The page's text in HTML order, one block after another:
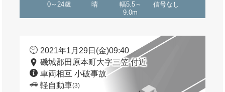
0～24歳 晴
幅5.5～
9.0m
信号なし
2021年1月29日(金)09:40
磯城郡田原本町大字三笠 付近
車両相互 小破事故
軽自動車(3)